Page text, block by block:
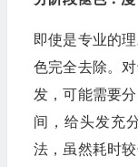
即使是专业的
色完全去除。
发，可能需要
间，给头发充
法，虽然耗时